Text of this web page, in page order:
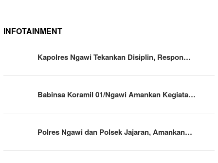
INFOTAINMENT
Kapolres Ngawi Tekankan Disiplin, Respon…
Babinsa Koramil 01/Ngawi Amankan Kegiata…
Polres Ngawi dan Polsek Jajaran, Amankan…